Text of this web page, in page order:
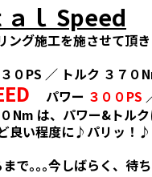
ａｌ Speed
ング施工を施させて頂き
０PS ／ トルク ３７０
パワー ３００PS
Nm は、パワー&トル
良い程度に♪パリッ
まで｡｡｡今しばらく、待